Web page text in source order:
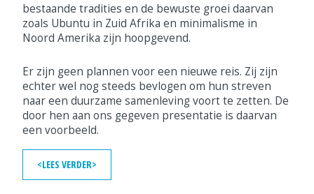
bestaande tradities en de bewuste groei daarvan
zoals Ubuntu in Zuid Afrika en minimalisme in
Noord Amerika zijn hoopgevend.
Er zijn geen plannen voor een nieuwe reis. Zij zijn
echter wel nog steeds bevlogen om hun streven
naar een duurzame samenleving voort te zetten. De
door hen aan ons gegeven presentatie is daarvan
een voorbeeld.
<LEES VERDER>